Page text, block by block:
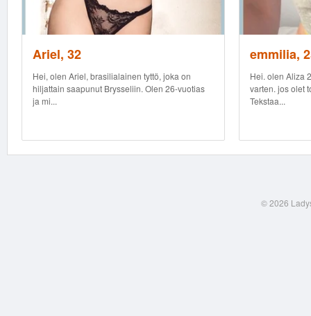
Ariel, 32
Hei, olen Ariel, brasilialainen tyttö, joka on
hiljattain saapunut Brysseliin. Olen 26-vuotias
ja mi...
emmilia,
Hei. olen Aliza
varten. jos olet
Tekstaa...
© 2026